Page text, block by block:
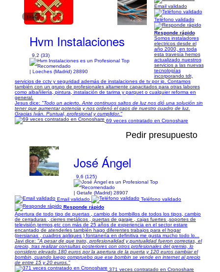
1/64
Hvm Instalaciones
9,2 (33)
| Loeches (Madrid) 28890
Email validado
Teléfono validado
Responde rápido
Somos instaladores
electricos desde el
año 2000, en toda
esta travesía hemos
actualizado nuestros
servicios a las nuevas
tecnologías
incorporando tdt,
servicios de cctv y seguridad además de instalaciones de tv por ip. Contamos
también con un grupo de profesionales altamente capacitados para otras labores
como albañilería, pintura, instalación de tarima y parquet o cualquier reforma en
general.
Jesus dice: "Todo un acierto. Ante continuos saltos de luz nos dió una solución sin
tener que aumentar potencia y nos ordenó el caos de nuestro cuadro de luz.
Gracias Iván. Puntual, profesional y cumplidor."
69 veces contratado en Cronoshare
Pedir presupuesto
José Ángel
9,6 (125)
| Getafe (Madrid) 28907
Email validado
Teléfono validado
Responde rápido
Apertura de todo tipo de puertas , cambio de bombillos de todos los tipos, cambio
de cerraduras , cierres metálicos , puertas de garaje , cajas fuertes ,soportes de
televisión,termos,etc con más de 25 años de experiencia en el sector estare
encantado de atenderles también hago diferentes trabajos para el hogar
(persianas , cuadros apliques ) fontanería en definitiva me gusta mucho todo lo...
Javi dice: "A pesar de que trato, profesionalidad y puntualidad fueron correctas, el
precio, tras realizar consultas posteriores con otros profesionales del gremio, lo
considero elevado.180 euros por la apertura de la puerta y 120 euros cambiar el
bombin, cuando luego compruebo que ese bombin se vende en internet al precio
de entre 15 y 20 euros."
371 veces contratado en Cronoshare